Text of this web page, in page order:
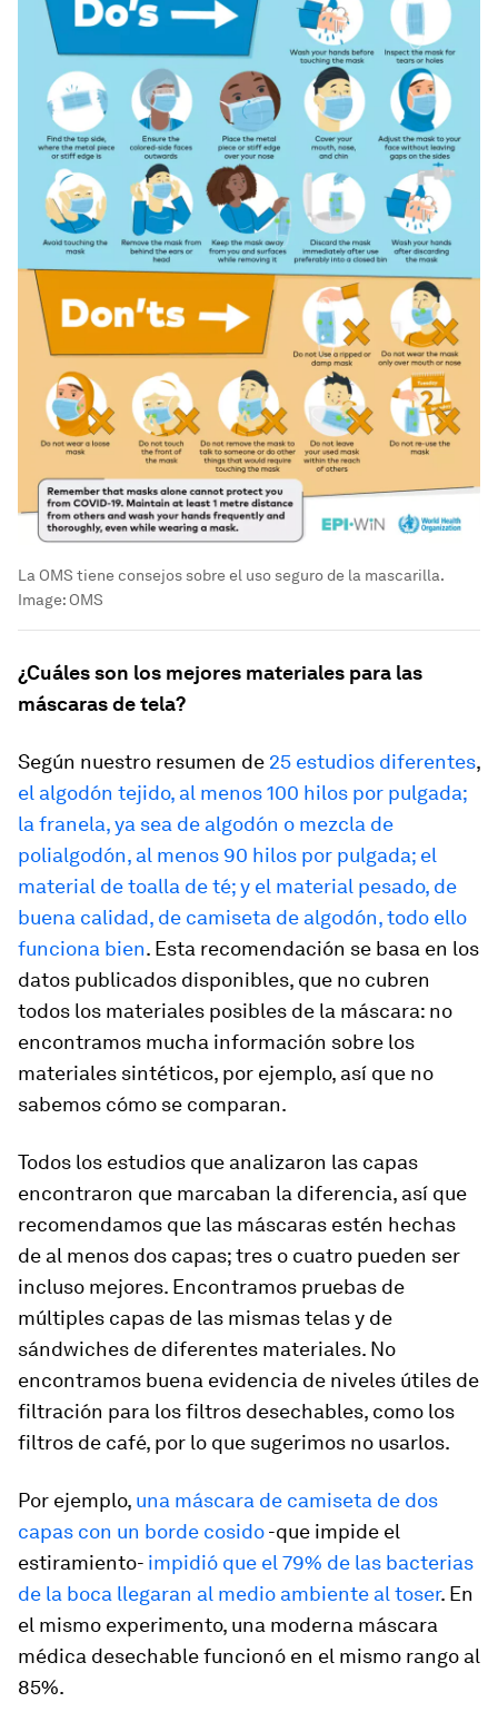
La OMS tiene consejos sobre el uso seguro de la mascarilla.
Image: OMS
¿Cuáles son los mejores materiales para las
máscaras de tela?
Según nuestro resumen de 25 estudios diferentes,
el algodón tejido, al menos 100 hilos por pulgada;
la franela, ya sea de algodón o mezcla de
polialgodón, al menos 90 hilos por pulgada; el
material de toalla de té; y el material pesado, de
buena calidad, de camiseta de algodón, todo ello
funciona bien. Esta recomendación se basa en los
datos publicados disponibles, que no cubren
todos los materiales posibles de la máscara: no
encontramos mucha información sobre los
materiales sintéticos, por ejemplo, así que no
sabemos cómo se comparan.
Todos los estudios que analizaron las capas
encontraron que marcaban la diferencia, así que
recomendamos que las máscaras estén hechas
de al menos dos capas; tres o cuatro pueden ser
incluso mejores. Encontramos pruebas de
múltiples capas de las mismas telas y de
sándwiches de diferentes materiales. No
encontramos buena evidencia de niveles útiles de
filtración para los filtros desechables, como los
filtros de café, por lo que sugerimos no usarlos.
Por ejemplo, una máscara de camiseta de dos
capas con un borde cosido-que impide el
estiramiento- impidió que el 79% de las bacterias
de la boca llegaran al medio ambiente al toser. En
el mismo experimento, una moderna máscara
médica desechable funcionó en el mismo rango al
85%.